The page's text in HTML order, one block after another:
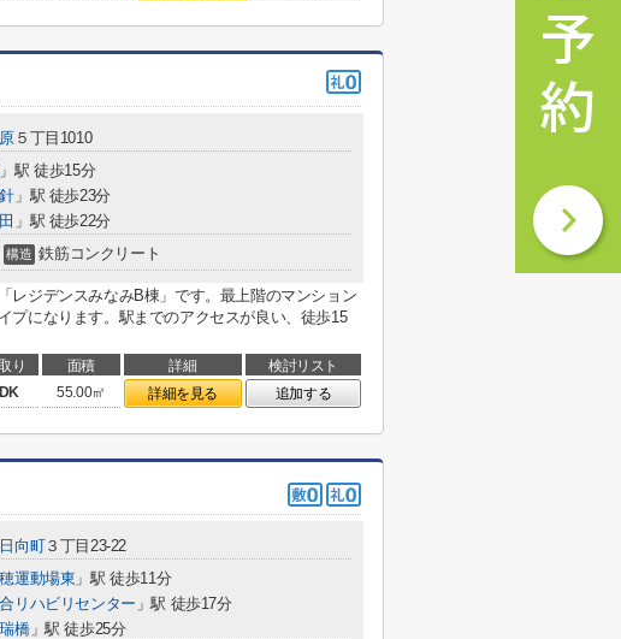
原 ５丁目1010
」駅 徒歩15分
」駅 徒歩23分
」駅 徒歩22分
構造 鉄筋コンクリート
レジデンスみなみB棟」です。最上階のマンション
プになります。駅までのアクセスが良い、徒歩15
り 面積 詳細
検討リスト
55.00㎡ 詳細を見る 追加する
日向町３丁目23-22
運動場東 」駅 徒歩11分
リハビリセンター 」駅 徒歩17分
橋」駅 徒歩25分